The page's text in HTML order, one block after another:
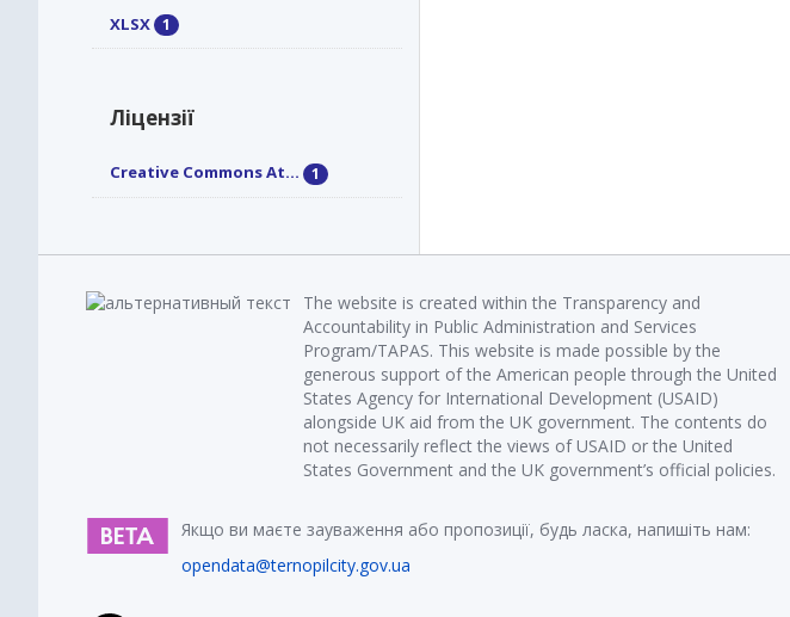
XLSX 1
Ліцензії
Creative Commons At... 1
The website is created within the Transparency and
Accountability in Public Administration and Services
Program/TAPAS. This website is made possible by the
generous support of the American people through the United
States Agency for International Development (USAID)
alongside UK aid from the UK government. The contents do
not necessarily reflect the views of USAID or the United
States Government and the UK government’s official policies.
Якщо ви маєте зауваження або пропозиції, будь ласка, напишіть нам:
opendata@ternopilcity.gov.ua